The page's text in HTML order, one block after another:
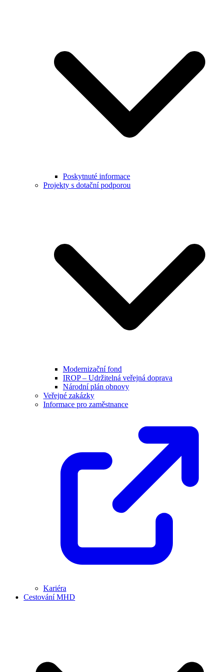
Poskytnuté informace
Projekty s dotační podporou
Modernizační fond
IROP – Udržitelná veřejná doprava
Národní plán obnovy
Veřejné zakázky
Informace pro zaměstnance
Kariéra
Cestování MHD